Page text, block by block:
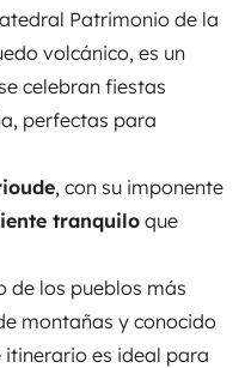
Patrimonio de la
volcánico, es un
celebran fiestas
, perfectas para
, con su imponente
tranquilo que
de los pueblos más
montañas y conocido
es ideal para